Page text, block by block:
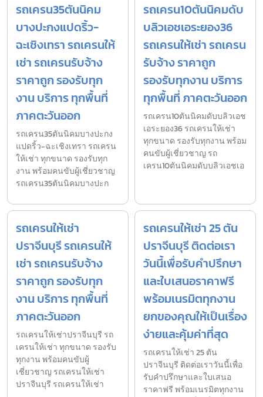
รถเครน35ตันนิคม
บางปะกงแปดริ้ว-
ฉะเชิงเทรา รถเครนให้
เช่า รถเครนรับจ้าง
ราคาถูก รองรับทุก
งาน บริการ ทุกพื้นที่
ภาคตะวันออก
รถเครน35ตันนิคมบางปะกง
แปดริ้ว-ฉะเชิงเทรา รถเครน
ให้เช่า ทุกขนาด รองรับทุก
งาน พร้อมคนขับผู้เชี่ยวชาญ
รถเครน35ตันนิคมบางปะก
รถเครน10ตันนิคมดับ
บลิวเอชเอระยอง36
รถเครนให้เช่า รถเครน
รับจ้าง ราคาถูก
รองรับทุกงาน บริการ
ทุกพื้นที่ ภาคตะวันออก
รถเครน10ตันนิคมดับบลิวเอช
เอระยอง36 รถเครนให้เช่า
ทุกขนาด รองรับทุกงาน พร้อม
คนขับผู้เชี่ยวชาญ รถ
เครน10ตันนิคมดับบลิวเอชเอ
รถเครนให้เช่า
ปราจีนบุรี รถเครนให้
เช่า รถเครนรับจ้าง
ราคาถูก รองรับทุก
งาน บริการ ทุกพื้นที่
ภาคตะวันออก
รถเครนให้เช่าปราจีนบุรี รถ
เครนให้เช่า ทุกขนาด รองรับ
ทุกงาน พร้อมคนขับผู้
เชี่ยวชาญ รถเครนให้เช่า
ปราจีนบุรี รถเครนให้เช่า
รถเครนให้เช่า 25 ตัน
ปราจีนบุรี ติดต่อเรา
วันนี้เพื่อรับคำปรึกษา
และใบเสนอราคาฟรี
พร้อมเนรมิตทุกงาน
ยกของคุณให้เป็นเรื่อง
ง่ายและคุ้มค่าที่สุด
รถเครนให้เช่า 25 ตัน
ปราจีนบุรี ติดต่อเราวันนี้เพื่อ
รับคำปรึกษาและใบเสนอ
ราคาฟรี พร้อมเนรมิตทุกงาน